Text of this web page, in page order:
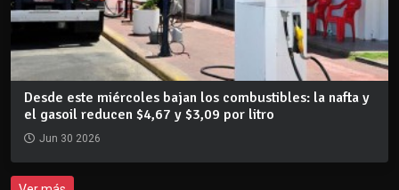
Desde este miércoles bajan los combustibles: la nafta y
el gasoil reducen $4,67 y $3,09 por litro
Jun 30 2026